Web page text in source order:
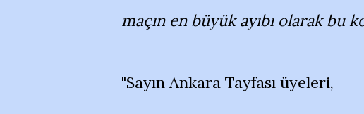
maçın en büyük ayıbı olarak bu
"Sayın Ankara Tayfası üyeleri,